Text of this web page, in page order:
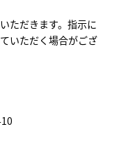
ただきます。指示に
いただく場合がござ